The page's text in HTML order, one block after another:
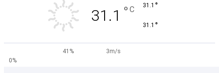
31.1 ° C 31.1 °
31.1 °
41%
3m/s
0%